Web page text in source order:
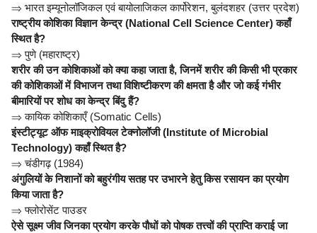
⇒ भारत इम्यूनोलॉजिकल एवं बायोलाजिकल कार्पोरेशन, बुलंदशहर (उत्तर प्रदेश)
राष्ट्रीय कोशिका विज्ञान केन्द्र (National Cell Science Center) कहाँ
स्थित है?
⇒पुणे (महाराष्ट्र)
शरीर की उन कोशिकाओं को क्या कहा जाता है, जिनमें शरीर की किसी भी प्रकार
की कोशिकाओं में विभाजन तथा विशिष्टीकरण की क्षमता है और जो कई गंभीर
बीमारियों पर शोध का केन्द्र बिंदु हैं?
⇒ कायिक कोशिकाएँ (Somatic Cells)
इंस्टीट्यूट ऑफ माइक्रोवियल टेक्नोलॉजी (Institute of Microbial
Technology) कहाँ स्थित है?
⇒ चंडीगढ़ (1984)
अंगुलियों के निशानों को बहुरंगीय सतह पर उभारने हेतु किस रसायन का प्रयोग
किया जाता है?
⇒ फ्लोरोसेंट पाउडर
ऐसे सूक्ष्म जीव जिनका प्रयोग करके पौधों को पोषक तत्त्वों की प्राप्ति कराई जा